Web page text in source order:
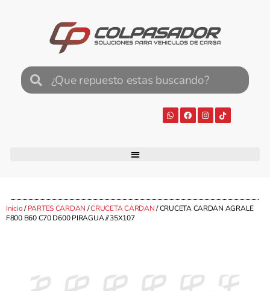
Inicio/PARTES CARDAN /CRUCETA CARDAN/ CRUCETA CARDAN AGRALE
F800 B60 C70 D600 PIRAGUA // 35X107